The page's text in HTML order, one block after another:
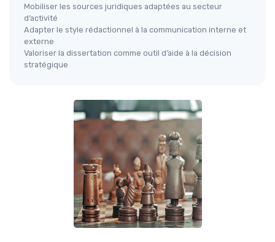
Mobiliser les sources juridiques adaptées au secteur
d’activité
Adapter le style rédactionnel à la communication interne et
externe
Valoriser la dissertation comme outil d’aide à la décision
stratégique